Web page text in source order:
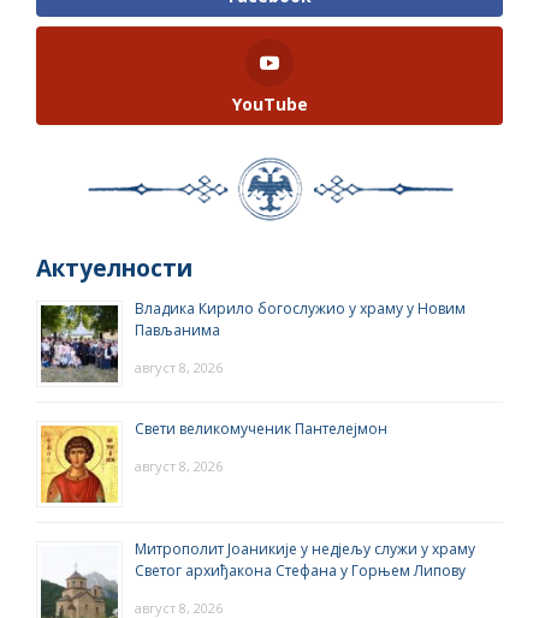
YouTube
Актуелности
Владика Кирило богослужио у храму у Новим
Пављанима
август 8, 2026
Свети великомученик Пантелејмон
август 8, 2026
Митрополит Јоаникије у недјељу служи у храму
Светог архиђакона Стефана у Горњем Липову
август 8, 2026